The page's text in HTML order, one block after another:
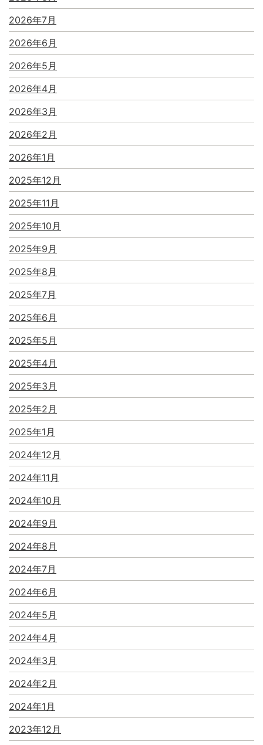
2026年7月
2026年6月
2026年5月
2026年4月
2026年3月
2026年2月
2026年1月
2025年12月
2025年11月
2025年10月
2025年9月
2025年8月
2025年7月
2025年6月
2025年5月
2025年4月
2025年3月
2025年2月
2025年1月
2024年12月
2024年11月
2024年10月
2024年9月
2024年8月
2024年7月
2024年6月
2024年5月
2024年4月
2024年3月
2024年2月
2024年1月
2023年12月